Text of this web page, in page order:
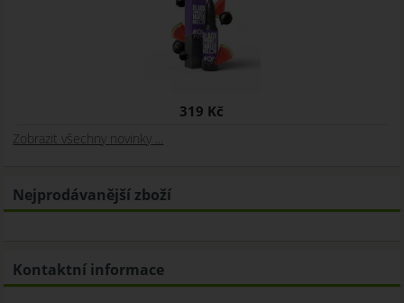
319 Kč
Zobrazit všechny novinky ...
Nejprodávanější zboží
Kontaktní informace